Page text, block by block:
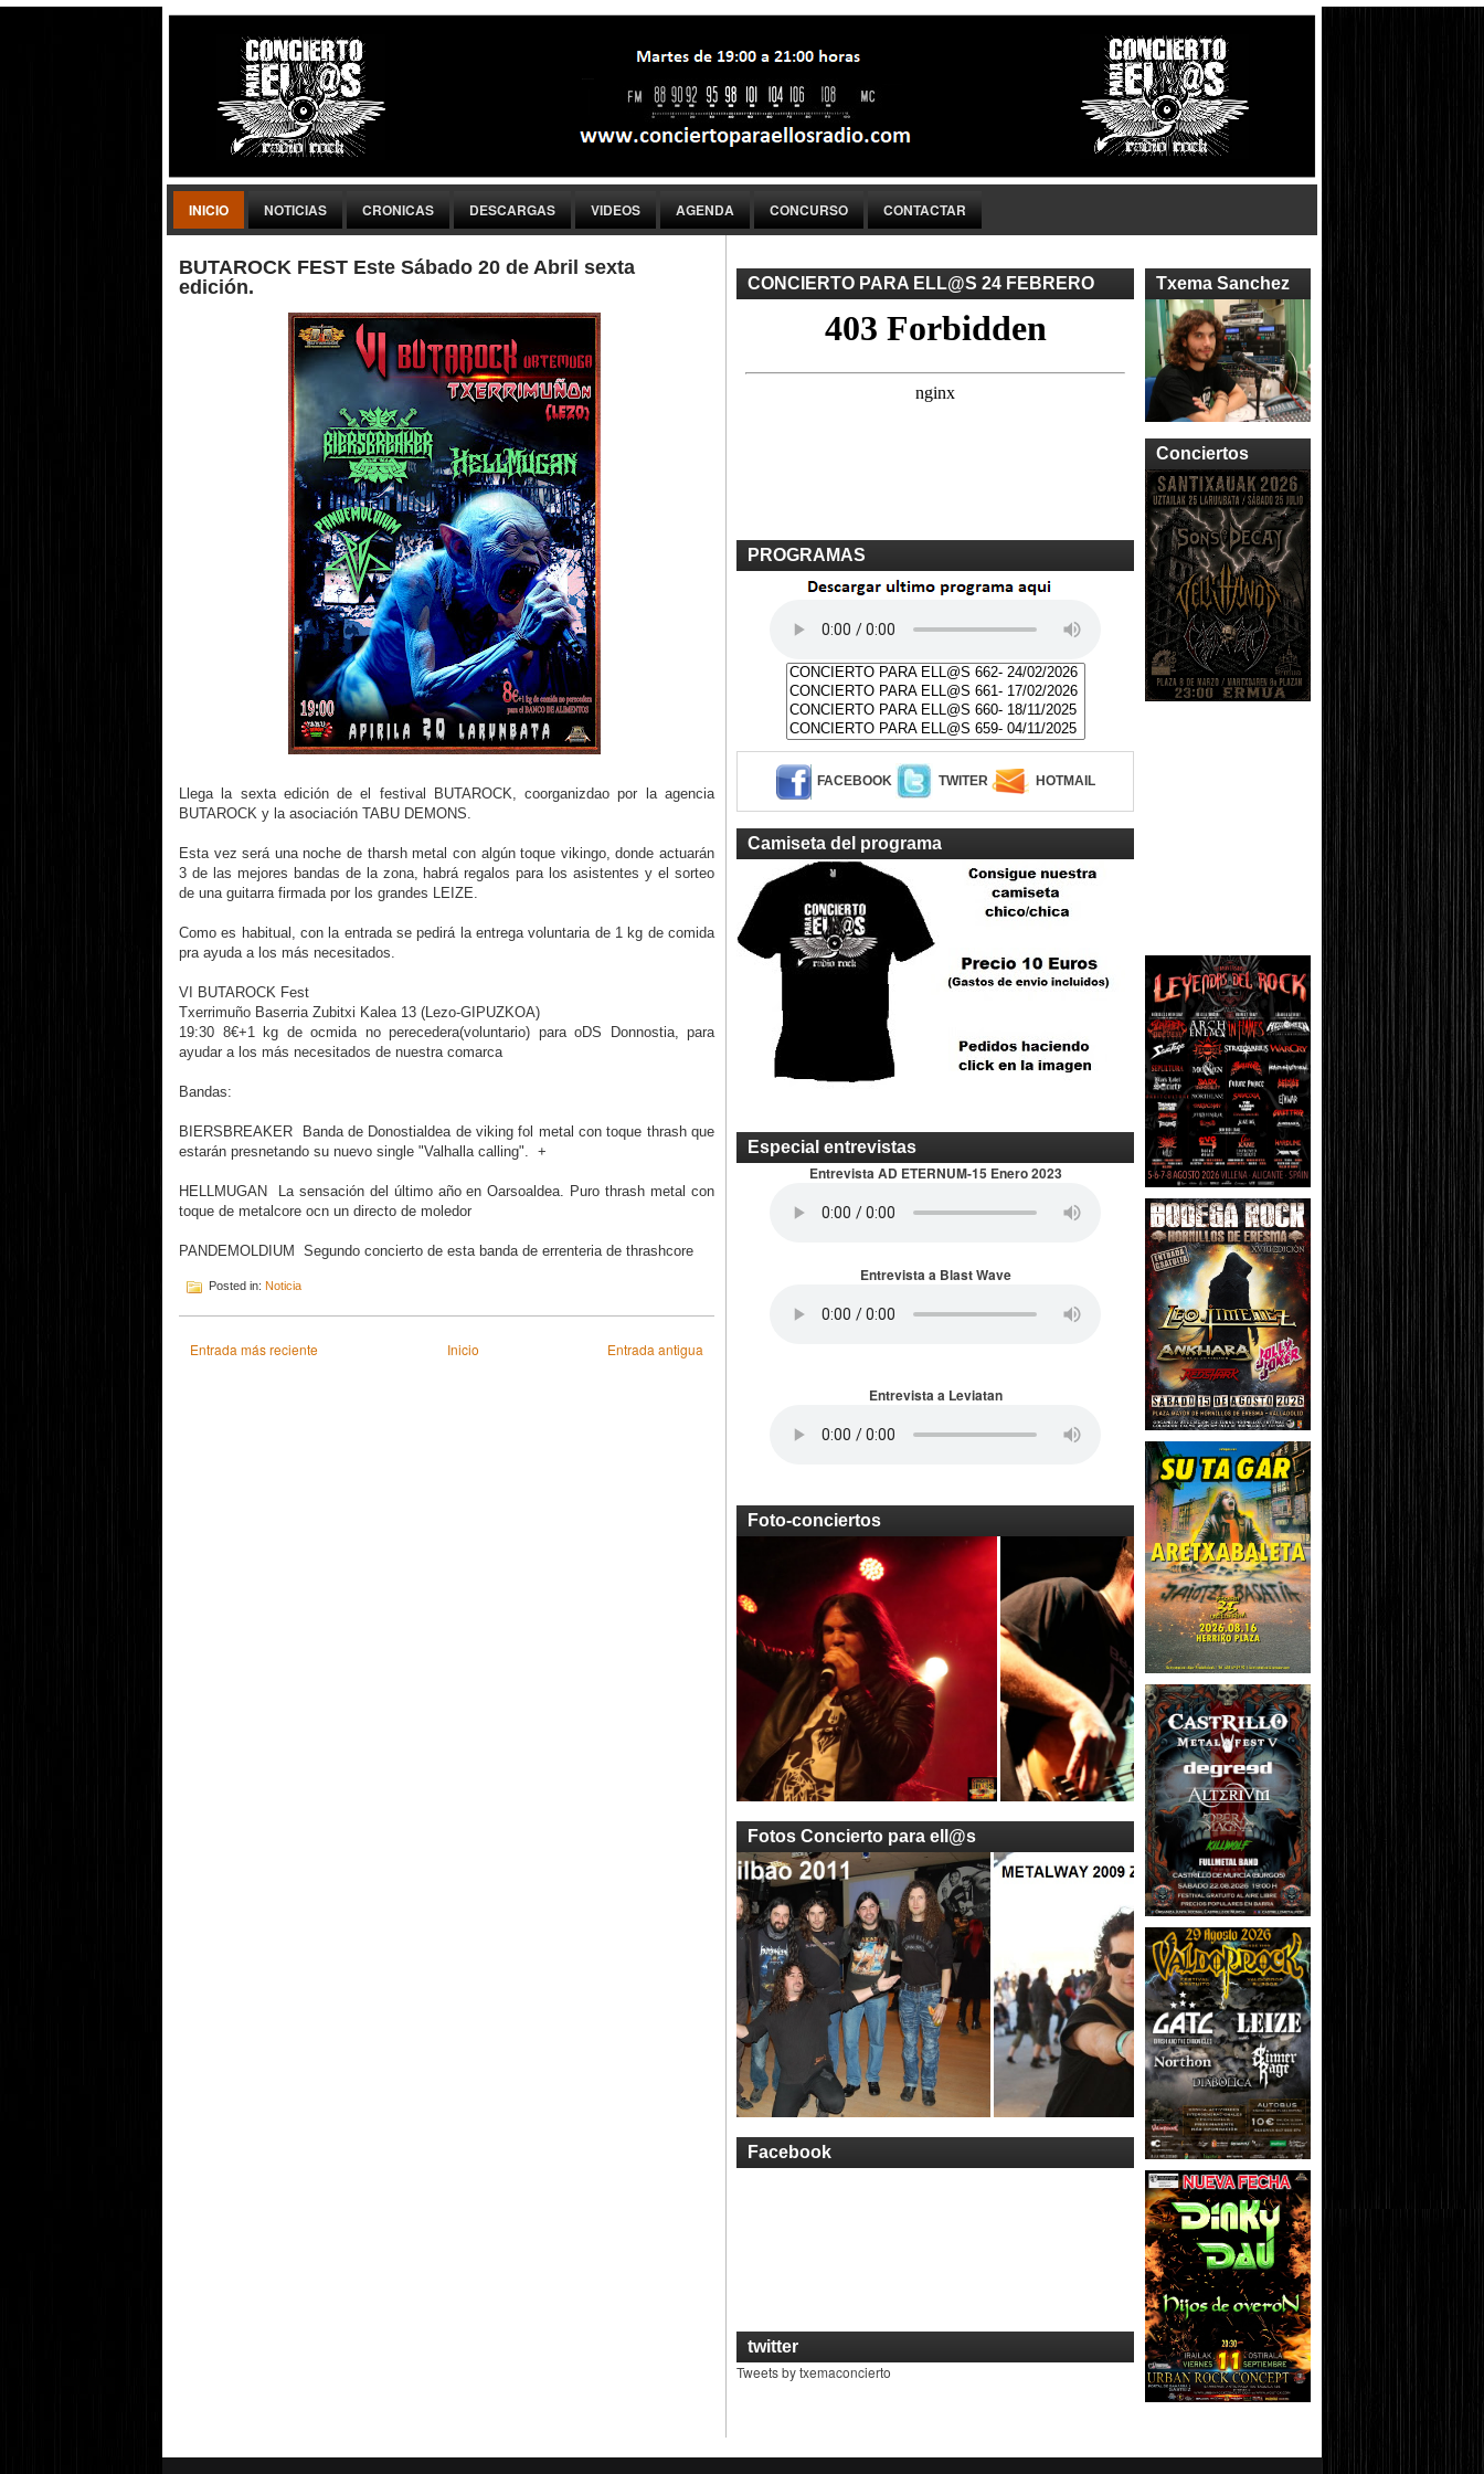
INICIO NOTICIAS CRONICAS DESCARGAS VIDEOS AGENDA CONCURSO CONTACTAR
BUTAROCK FEST Este Sábado 20 de Abril sexta
edición.
Llega la sexta edición de el festival BUTAROCK, coorganizdao por la agencia
BUTAROCK y la asociación TABU DEMONS.
Esta vez será una noche de tharsh metal con algún toque vikingo, donde actuarán
3 de las mejores bandas de la zona, habrá regalos para los asistentes y el sorteo
de una guitarra firmada por los grandes LEIZE.
Como es habitual, con la entrada se pedirá la entrega voluntaria de 1 kg de comida
pra ayuda a los más necesitados.
VI BUTAROCK Fest
Txerrimuño Baserria Zubitxi Kalea 13 (Lezo-GIPUZKOA)
19:30 8€+1 kg de ocmida no perecedera(voluntario) para oDS Donnostia, para
ayudar a los más necesitados de nuestra comarca
Bandas:
BIERSBREAKER Banda de Donostialdea de viking fol metal con toque thrash que
estarán presnetando su nuevo single "Valhalla calling". +
HELLMUGAN La sensación del último año en Oarsoaldea. Puro thrash metal con
toque de metalcore ocn un directo de moledor
PANDEMOLDIUM Segundo concierto de esta banda de errenteria de thrashcore
Posted in: Noticia
Entrada más reciente Entrada antigua
Inicio
CONCIERTO PARA ELL@S 24 FEBRERO
PROGRAMAS
FACEBOOK TWITER HOTMAIL
Camiseta del programa
Especial entrevistas
Entrevista AD ETERNUM-15 Enero 2023
Entrevista a Blast Wave
Entrevista a Leviatan
Foto-conciertos
Fotos Concierto para ell@s
Facebook
twitter
Tweets by txemaconcierto
Txema Sanchez
Conciertos